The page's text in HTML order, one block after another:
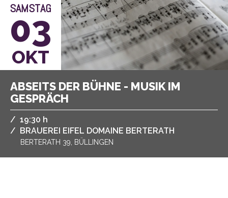
GESPRÄCH
/ 19:30 h
/ BRAUEREI EIFEL DOMAINE BERTERATH
BERTERATH 39, BÜLLINGEN
SAMSTAG
03
OKT